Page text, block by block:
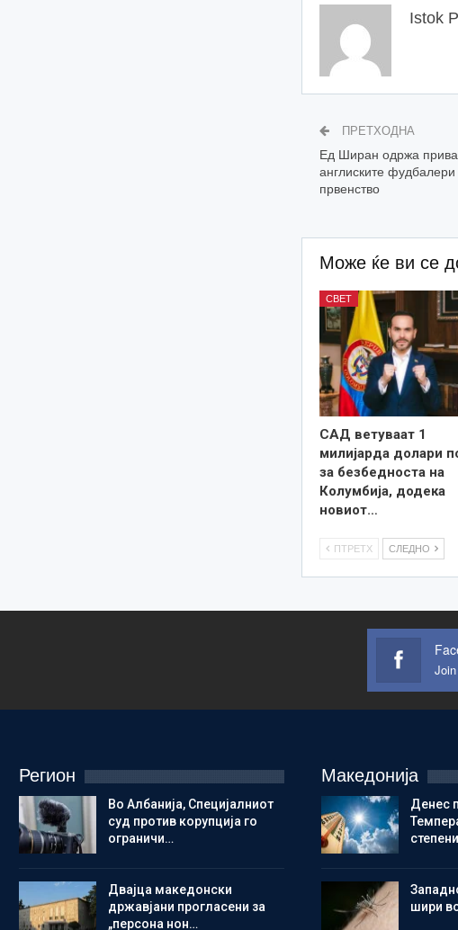
Istok
ПРЕТХОДНА
Ед Ширан одржа
англиските фудбалери
првенство
Може ќе ви се
СВЕТ
САД ветуваат 1
милијарда долари
за безбедноста на
Колумбија, додека
новиот…
ПТРЕТХ СЛЕДНО
Регион
Во Албанија, Специјалниот
суд против корупција го
ограничи…
Двајца македонски
државјани прогласени за
„персона нон…
Македонија
Денес
степени
шири